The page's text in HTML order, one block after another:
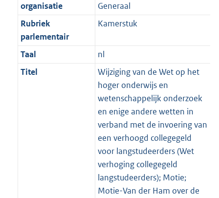
organisatie
Generaal
Rubriek
parlementair
Kamerstuk
Taal
nl
Titel
Wijziging van de Wet op het
hoger onderwijs en
wetenschappelijk onderzoek
en enige andere wetten in
verband met de invoering van
een verhoogd collegegeld
voor langstudeerders (Wet
verhoging collegegeld
langstudeerders); Motie;
Motie-Van der Ham over de